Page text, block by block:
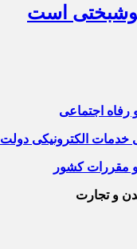
است
رفاه اجتماعی
خدمات الکترونیکی دولت
و مقررات کشور
و تجارت